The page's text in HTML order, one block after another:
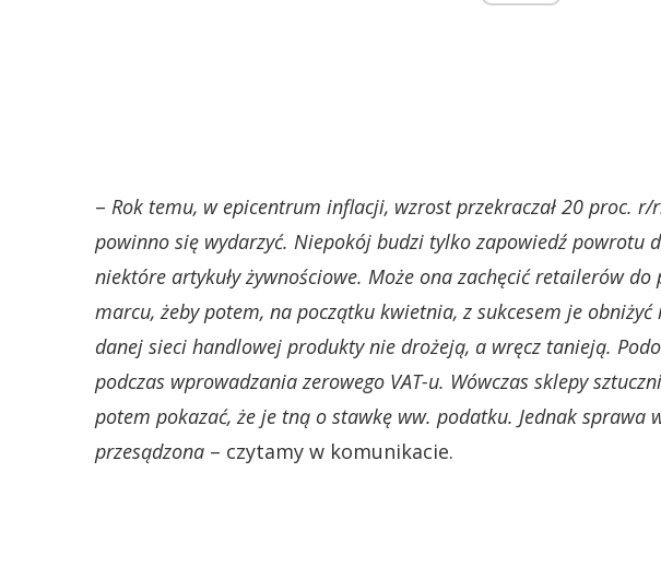
– Rok temu, w epicentrum inflacji, wzrost przekraczał 20 proc.
powinno się wydarzyć. Niepokój budzi tylko zapowiedź powrotu
niektóre artykuły żywnościowe. Może ona zachęcić retailerów do
marcu, żeby potem, na początku kwietnia, z sukcesem je
danej sieci handlowej produkty nie drożeją, a wręcz tanieją.
podczas wprowadzania zerowego VAT-u. Wówczas sklepy
potem pokazać, że je tną o stawkę ww. podatku. Jednak sprawa
przesądzona – czytamy w komunikacie.